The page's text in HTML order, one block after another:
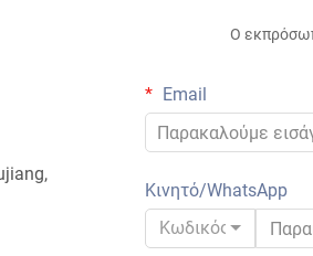
Ο
Email
Κινητό/WhatsApp
Κωδικός